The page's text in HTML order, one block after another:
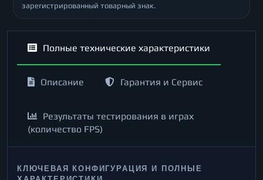
зарегистрированный товарный знак.
Полные технические характеристики
Описание Гарантия и Сервис
Результаты тестирования в играх
(количество FPS)
КЛЮЧЕВАЯ КОНФИГУРАЦИЯ И ПОЛНЫЕ